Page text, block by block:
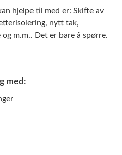
hjelpe til med er: Skifte av
nytt tak,
m.m.. Det er bare å spørre.
med: